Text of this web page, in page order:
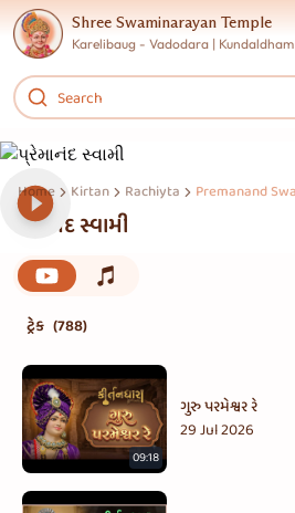
Shree Swaminarayan Temple
Karelibaug - Vadodara | Kundaldham
Home Kirtan Rachiyta
પ્રેમાનંદ સ્વામી
ટ્રેક (788)
09:18
ગુરુ પરમેશ્વર રે
29 Jul 2026